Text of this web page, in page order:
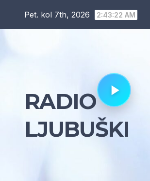
Pet. kol 7th, 2026 2:43:23 AM
RADIO
LJUBUŠKI